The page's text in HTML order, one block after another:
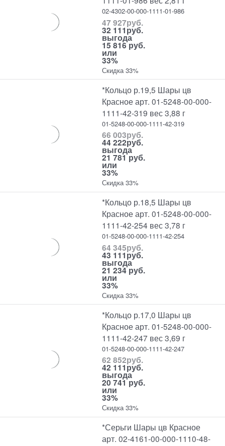
02-4302-00-000-1111-01-986
47 927руб.
32 111руб.
выгода
15 816 руб.
или
33%
Скидка 33%
*Кольцо р.19,5 Шары цв
Красное арт. 01-5248-00-000-
1111-42-319 вес 3,88 г
01-5248-00-000-1111-42-319
66 003руб.
44 222руб.
выгода
21 781 руб.
или
33%
Скидка 33%
*Кольцо р.18,5 Шары цв
Красное арт. 01-5248-00-000-
1111-42-254 вес 3,78 г
01-5248-00-000-1111-42-254
64 345руб.
43 111руб.
выгода
21 234 руб.
или
33%
Скидка 33%
*Кольцо р.17,0 Шары цв
Красное арт. 01-5248-00-000-
1111-42-247 вес 3,69 г
01-5248-00-000-1111-42-247
62 852руб.
42 111руб.
выгода
20 741 руб.
или
33%
Скидка 33%
*Серьги Шары цв Красное
арт. 02-4161-00-000-1110-48-